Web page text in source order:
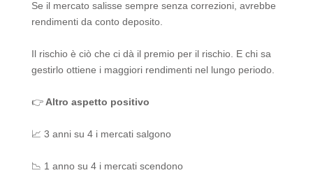
Se il mercato salisse sempre senza correzioni, avrebbe
rendimenti da conto deposito.
Il rischio è ciò che ci dà il premio per il rischio. E chi sa
gestirlo ottiene i maggiori rendimenti nel lungo periodo.
👉Altro aspetto positivo
📈 3 anni su 4 i mercati salgono
📉 1 anno su 4 i mercati scendono